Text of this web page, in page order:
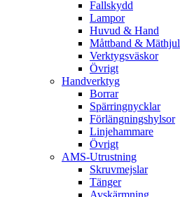
Fallskydd
Lampor
Huvud & Hand
Måttband & Mäthjul
Verktygsväskor
Övrigt
Handverktyg
Borrar
Spärringnycklar
Förlängningshylsor
Linjehammare
Övrigt
AMS-Utrustning
Skruvmejslar
Tänger
Avskärmning